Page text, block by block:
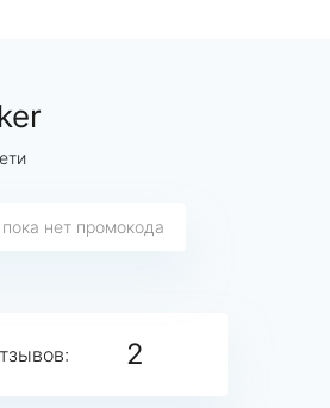
нет промокода
2